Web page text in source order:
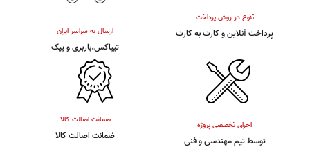
تنوع در روش پرداخت
پرداخت آنلاین و کارت به کارت ارسال به سراسر ایران
تیپاکس،باربری و پیک
اجرای تخصصی پروژه
توسط تیم مهندسی و فنی
ضمانت اصالت کالا
ضمانت اصالت کالا